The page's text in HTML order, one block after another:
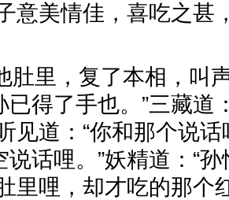
意美情佳，喜吃之甚
”
肚里，复了本相，叫
已得了手也。”三藏道
见道：“你和那个说话
话哩。”妖精道：“
里哩，却才吃的那个